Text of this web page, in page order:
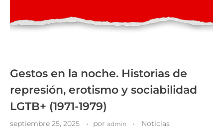
Gestos en la noche. Historias de
represión, erotismo y sociabilidad
LGTB+ (1971-1979)
septiembre 25, 2025 por admin Noticias